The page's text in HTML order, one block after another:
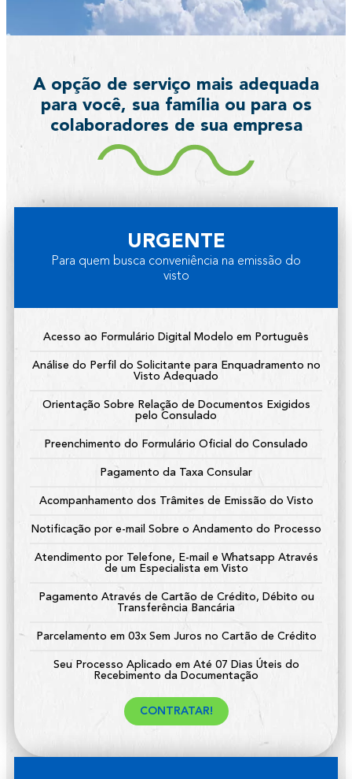
A opção de serviço mais adequada
para você, sua família ou para os
colaboradores de sua empresa
URGENTE
Para quem busca conveniência na emissão do
visto
Acesso ao Formulário Digital Modelo em Português
Análise do Perfil do Solicitante para Enquadramento no
Visto Adequado
Orientação Sobre Relação de Documentos Exigidos
pelo Consulado
Preenchimento do Formulário Oficial do Consulado
Pagamento da Taxa Consular
Acompanhamento dos Trâmites de Emissão do Visto
Notificação por e-mail Sobre o Andamento do Processo
Atendimento por Telefone, E-mail e Whatsapp Através
de um Especialista em Visto
Pagamento Através de Cartão de Crédito, Débito ou
Transferência Bancária
Parcelamento em 03x Sem Juros no Cartão de Crédito
Seu Processo Aplicado em Até 07 Dias Úteis do
Recebimento da Documentação
CONTRATAR!